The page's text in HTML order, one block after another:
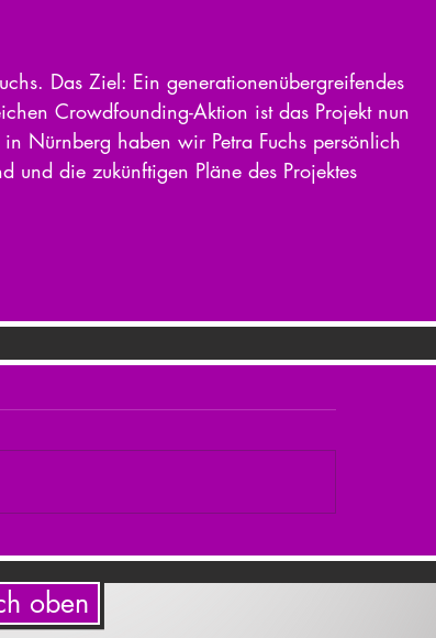
Das Ziel: Ein generationenübergreifendes
Crowdfounding-Aktion ist das Projekt nun
Nürnberg haben wir Petra Fuchs persönlich
und die zukünftigen Pläne des Projektes
oben